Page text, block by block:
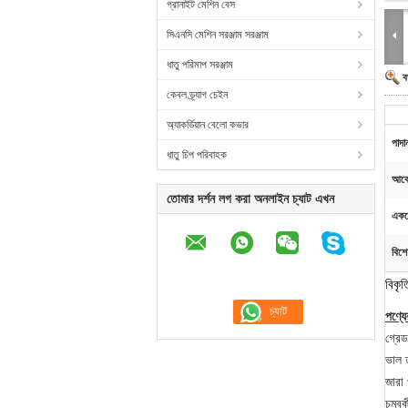
গ্রানাইট মেশিন বেস
সিএনসি মেশিন সরঞ্জাম সরঞ্জাম
ধাতু পরিমাপ সরঞ্জাম
কেবল ড্র্যাগ চেইন
অ্যাকর্ডিয়ান বেলো কভার
ধাতু চিপ পরিবাহক
তোমার দর্শন লগ করা অনলাইন চ্যাট এখন
ভাল